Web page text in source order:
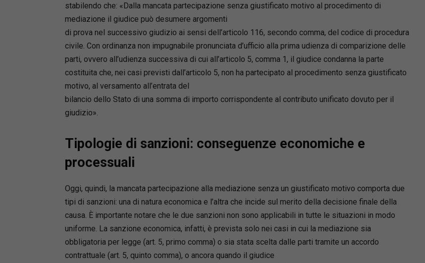
stabilendo che: «Dalla mancata partecipazione senza giustificato motivo al procedimento di
mediazione il giudice può desumere argomenti
di prova nel successivo giudizio ai sensi dell’articolo 116, secondo comma, del codice di procedura
civile. Con ordinanza non impugnabile pronunciata d’ufficio alla prima udienza di comparizione delle
parti, ovvero all’udienza successiva di cui all’articolo 5, comma 1, il giudice condanna la parte
costituita che, nei casi previsti dall’articolo 5, non ha partecipato al procedimento senza giustificato
motivo, al versamento all’entrata del
bilancio dello Stato di una somma di importo corrispondente al contributo unificato dovuto per il
giudizio».
Tipologie di sanzioni: conseguenze economiche e
processuali
Oggi, quindi, la mancata partecipazione alla mediazione senza un giustificato motivo comporta due
tipi di sanzioni: una di natura economica e l’altra che incide sul merito della decisione finale della
causa. È importante notare che le due sanzioni non sono applicabili in tutte le situazioni in modo
uniforme. La sanzione economica, infatti, è prevista solo nei casi in cui la mediazione sia
obbligatoria per legge (art. 5, primo comma) o sia stata scelta dalle parti tramite un accordo
contrattuale (art. 5, quinto comma), o ancora quando il giudice